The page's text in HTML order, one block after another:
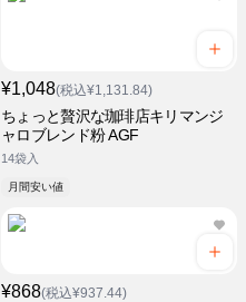
¥1,048(税込¥1,131.84)
ちょっと贅沢な珈琲店キリマンジ
ャロブレンド粉 AGF
14袋入
月間安い値
¥868(税込¥937.44)